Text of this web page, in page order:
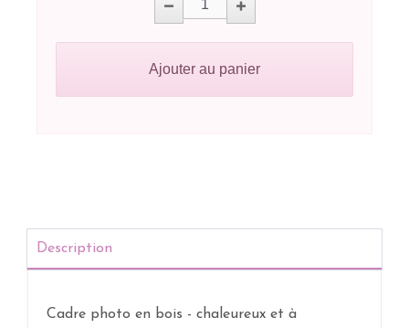
Ajouter au panier
Description
Cadre photo en bois - chaleureux et à